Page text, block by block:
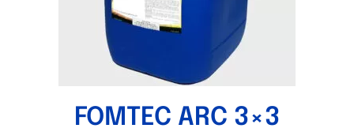
FOMTEC ARC 3×3